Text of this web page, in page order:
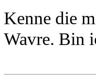
Kenne die
Wavre. Bin